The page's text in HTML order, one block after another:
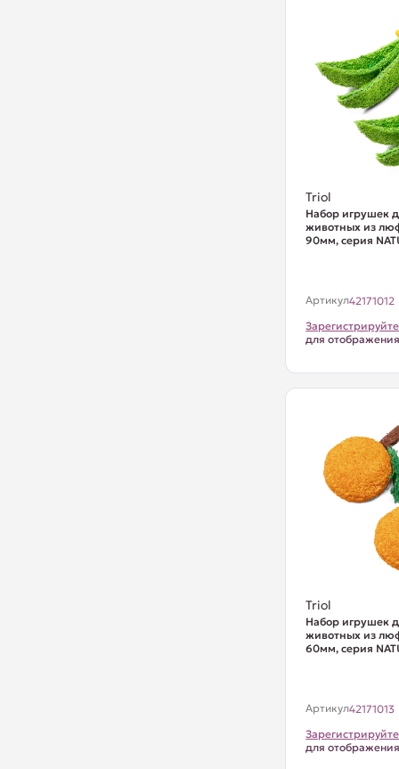
Triol
Набор игрушек
животных из
90мм, серия
Артикул42171012
для
Triol
Набор игрушек
животных из
60мм, серия
Артикул42171013
для